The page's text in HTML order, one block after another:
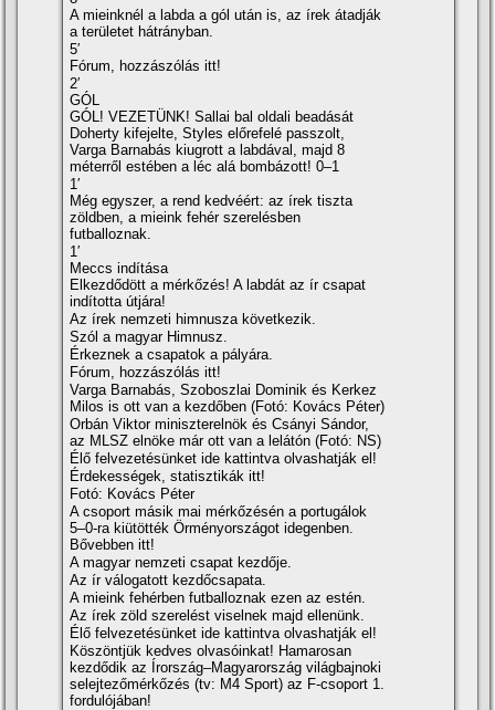
A mieinknél a labda a gól után is, az írek átadják
a területet hátrányban.
5′
Fórum, hozzászólás itt!
2′
GÓL
GÓL! VEZETÜNK! Sallai bal oldali beadását
Doherty kifejelte, Styles előrefelé passzolt,
Varga Barnabás kiugrott a labdával, majd 8
méterről estében a léc alá bombázott! 0–1
1′
Még egyszer, a rend kedvéért: az írek tiszta
zöldben, a mieink fehér szerelésben
futballoznak.
1′
Meccs indítása
Elkezdődött a mérkőzés! A labdát az ír csapat
indította útjára!
Az írek nemzeti himnusza következik.
Szól a magyar Himnusz.
Érkeznek a csapatok a pályára.
Fórum, hozzászólás itt!
Varga Barnabás, Szoboszlai Dominik és Kerkez
Milos is ott van a kezdőben (Fotó: Kovács Péter)
Orbán Viktor miniszterelnök és Csányi Sándor,
az MLSZ elnöke már ott van a lelátón (Fotó: NS)
Élő felvezetésünket ide kattintva olvashatják el!
Érdekességek, statisztikák itt!
Fotó: Kovács Péter
A csoport másik mai mérkőzésén a portugálok
5–0-ra kiütötték Örményországot idegenben.
Bővebben itt!
A magyar nemzeti csapat kezdője.
Az ír válogatott kezdőcsapata.
A mieink fehérben futballoznak ezen az estén.
Az írek zöld szerelést viselnek majd ellenünk.
Élő felvezetésünket ide kattintva olvashatják el!
Köszöntjük kedves olvasóinkat! Hamarosan
kezdődik az Írország–Magyarország világbajnoki
selejtezőmérkőzés (tv: M4 Sport) az F-csoport 1.
fordulójában!